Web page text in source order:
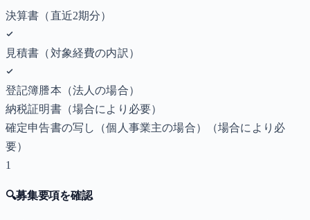
決算書（直近2期分）
見積書（対象経費の内訳）
登記簿謄本（法人の場合）
納税証明書（場合により必要）
確定申告書の写し（個人事業主の場合）
（場合により必
要）
1
🔍募集要項を確認